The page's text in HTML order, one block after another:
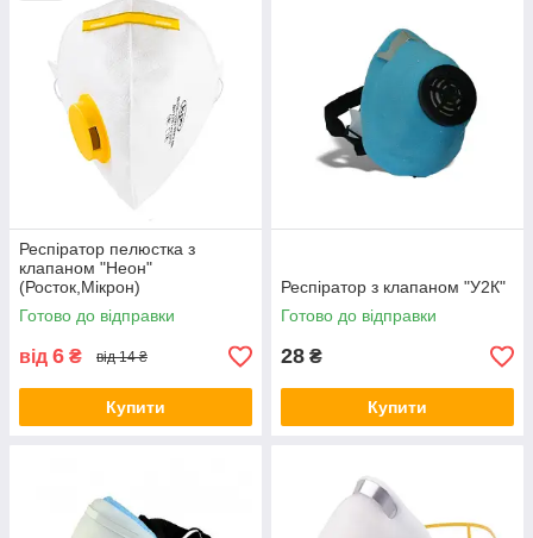
Респіратор пелюстка з
клапаном "Неон"
(Росток,Мікрон)
Готово до відправки
від 6 ₴ від 14 ₴
Купити
Респіратор з клапаном "У2К"
Готово до відправки
28 ₴
Купити